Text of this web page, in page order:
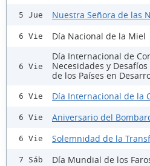
5 Jue Nuestra Señora de las
6 Vie Día Nacional de la Miel
6 Vie
Día Internacional de
Necesidades y
de los Países en
6 Vie Día Internacional de la
6 Vie Aniversario del
6 Vie Solemnidad de la
7 Sáb Día Mundial de los